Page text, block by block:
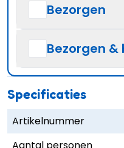
Bezorgen
Bezorgen
Specificaties
Artikelnummer